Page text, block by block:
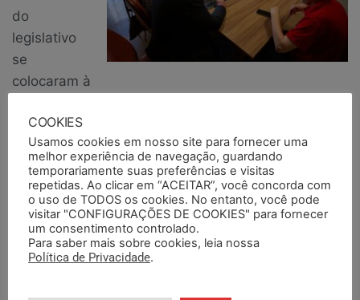
do
legislativo
se
colocaram à
nas políticas públicas referentes à área, exercendo
seu papel participativo como membro da sociedade
civil. Seguimos em luta e vigilantes, na expectativa
da confirmação de boas notícias. Nosso trabalho
tem valor!
Publicado em Notícias Notícias em Destaque
COOKIES
Usamos cookies em nosso site para fornecer uma
melhor experiência de navegação, guardando
temporariamente suas preferências e visitas
repetidas. Ao clicar em “ACEITAR”, você concorda com
o uso de TODOS os cookies. No entanto, você pode
visitar "CONFIGURAÇÕES DE COOKIES" para fornecer
um consentimento controlado.
Para saber mais sobre cookies, leia nossa
Política de Privacidade.